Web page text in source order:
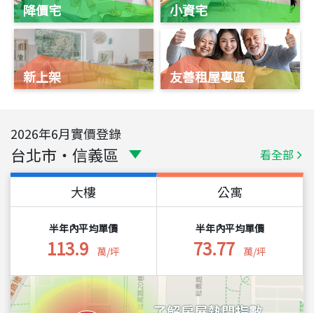
降價宅
新上架
小資宅
友善租屋專區
2026年6月實價登錄
台北市 ・ 信義區 看全部
大樓
半年內平均單價
113.9 萬/坪
公寓
半年內平均單價
73.77 萬/坪